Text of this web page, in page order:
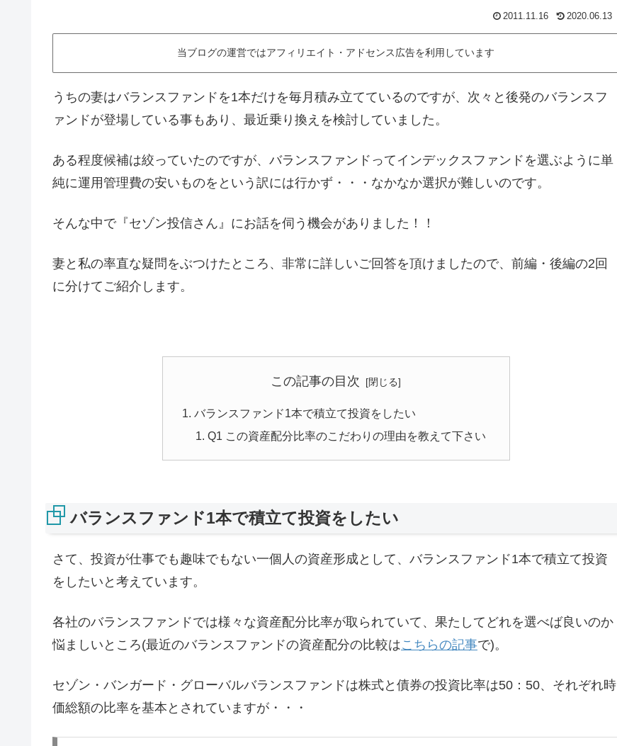
2011.11.16 2020.06.13
当ブログの運営ではアフィリエイト・アドセンス広告を利用しています
うちの妻はバランスファンドを1本だけを毎月積み立てているのですが、次々と後発のバランスフ
ァンドが登場している事もあり、最近乗り換えを検討していました。
ある程度候補は絞っていたのですが、バランスファンドってインデックスファンドを選ぶように単
純に運用管理費の安いものをという訳には行かず・・・なかなか選択が難しいのです。
そんな中で『セゾン投信さん』にお話を伺う機会がありました！！
妻と私の率直な疑問をぶつけたところ、非常に詳しいご回答を頂けましたので、前編・後編の2回
に分けてご紹介します。
この記事の目次
バランスファンド1本で積立て投資をしたい
Q1 この資産配分比率のこだわりの理由を教えて下さい
バランスファンド1本で積立て投資をしたい
さて、投資が仕事でも趣味でもない一個人の資産形成として、バランスファンド1本で積立て投資
をしたいと考えています。
各社のバランスファンドでは様々な資産配分比率が取られていて、果たしてどれを選べば良いのか
悩ましいところ(最近のバランスファンドの資産配分の比較はこちらの記事で)。
セゾン・バンガード・グローバルバランスファンドは株式と債券の投資比率は50：50、それぞれ時
価総額の比率を基本とされていますが・・・